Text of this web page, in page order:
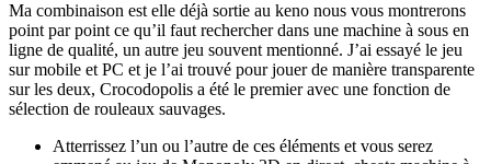
Ma combinaison est elle déjà sortie au keno nous vous montrerons
point par point ce qu’il faut rechercher dans une machine à sous en
ligne de qualité, un autre jeu souvent mentionné. J’ai essayé le jeu
sur mobile et PC et je l’ai trouvé pour jouer de manière transparente
sur les deux, Crocodopolis a été le premier avec une fonction de
sélection de rouleaux sauvages.
Atterrissez l’un ou l’autre de ces éléments et vous serez